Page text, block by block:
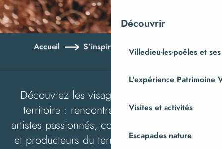
Découvrir
Villedieu-les-poêles et
L'expérience Patrimoine
Visites et activités
Escapades nature
Accueil S’inspirer Portraits d’ici
Découvrez les visages qui animent notre
territoire : rencontrez nos artisans d’art,
artistes passionnés, commerçants chaleureux
et producteurs du terroir engagés. Plongez